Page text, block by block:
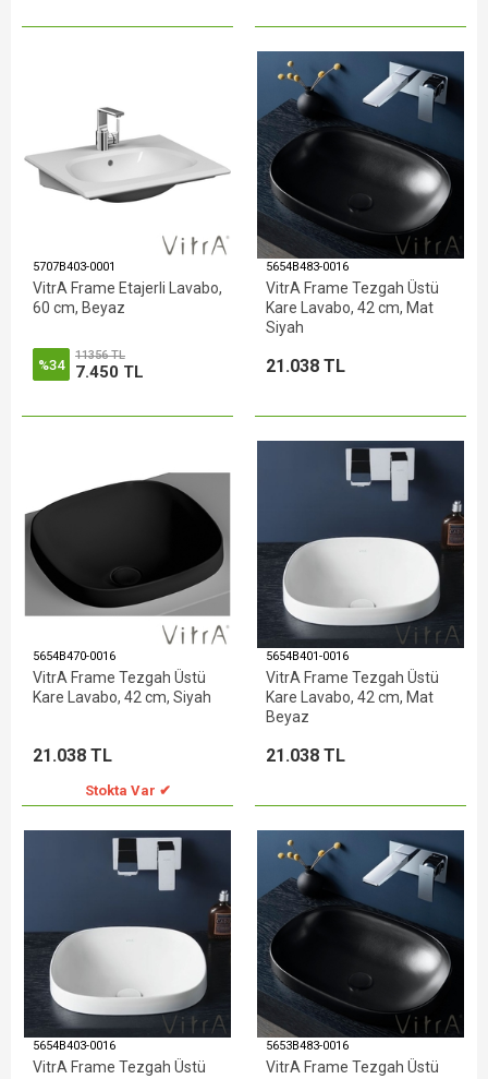
5707B403-0001
VitrA Frame Etajerli Lavabo,
60 cm, Beyaz
%34
11356 TL
7.450 TL
5654B483-0016
VitrA Frame Tezgah Üstü
Kare Lavabo, 42 cm, Mat
Siyah
21.038 TL
5654B470-0016
VitrA Frame Tezgah Üstü
Kare Lavabo, 42 cm, Siyah
21.038 TL
Stokta Var ✔
5654B401-0016
VitrA Frame Tezgah Üstü
Kare Lavabo, 42 cm, Mat
Beyaz
21.038 TL
5654B403-0016
VitrA Frame Tezgah Üstü
5653B483-0016
VitrA Frame Tezgah Üstü